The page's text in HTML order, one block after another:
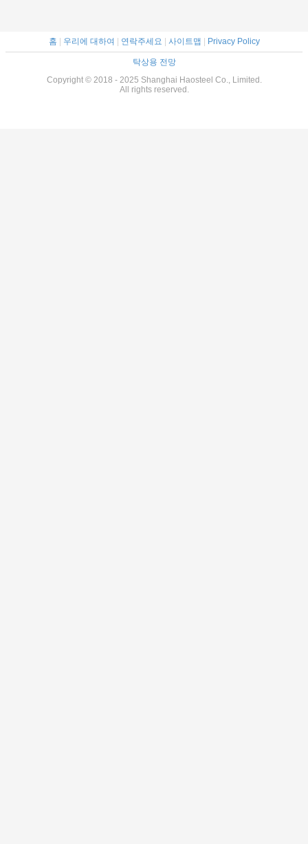
홈 우리에 대하여 연락주세요 사이트맵 Privacy Policy
탁상용 전망
Copyright © 2018 - 2025 Shanghai Haosteel Co., Limited.
All rights reserved.